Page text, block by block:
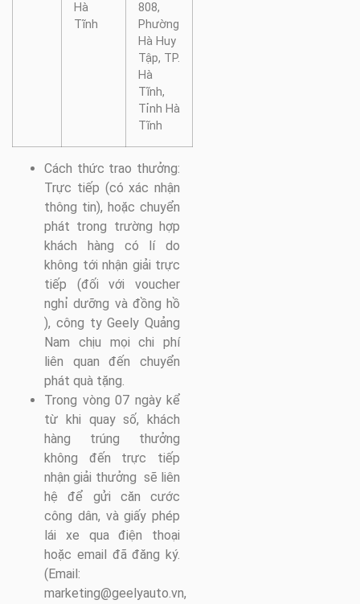
Hà
Tĩnh
808,
Phường
Hà Huy
Tập, TP.
Hà
Tĩnh,
Tỉnh Hà
Tĩnh
Cách thức trao thưởng:
Trực tiếp (có xác nhận
thông tin), hoặc chuyển
phát trong trường hợp
khách hàng có lí do
không tới nhận giải trực
tiếp (đối với voucher
nghỉ dưỡng và đồng hồ
), công ty Geely Quảng
Nam chịu mọi chi phí
liên quan đến chuyển
phát quà tặng.
Trong vòng 07 ngày kể
từ khi quay số, khách
hàng trúng thưởng
không đến trực tiếp
nhận giải thưởng sẽ liên
hệ để gửi căn cước
công dân, và giấy phép
lái xe qua điện thoại
hoặc email đã đăng ký.
(Email:
marketing@geelyauto.vn,